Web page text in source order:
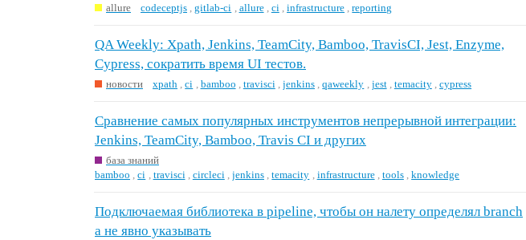
allure codeceptjs ,gitlab-ci allure ci ,infrastructure ,reporting
QA Weekly: Xpath, Jenkins, TeamCity, Bamboo, TravisCI, Jest, Enzyme,
Cypress, сократить время UI тестов.
новости xpath ,ci bamboo travisci ,jenkins ,qaweekly jest temacity ,cypress
Сравнение самых популярных инструментов непрерывной интеграции:
Jenkins, TeamCity, Bamboo, Travis CI и других
база знаний
bamboo
,ci travisci circleci ,jenkins ,temacity infrastructure tools ,knowledge
Подключаемая библиотека в pipeline, чтобы он налету определял branch
а не явно указывать